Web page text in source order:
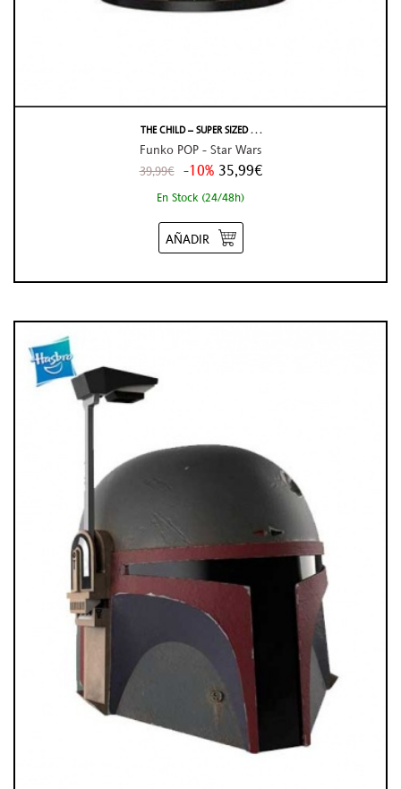
THE CHILD – SUPER SIZED . . .
Funko POP - Star Wars
39,99€ -10% 35,99€
En Stock (24/48h)
AÑADIR